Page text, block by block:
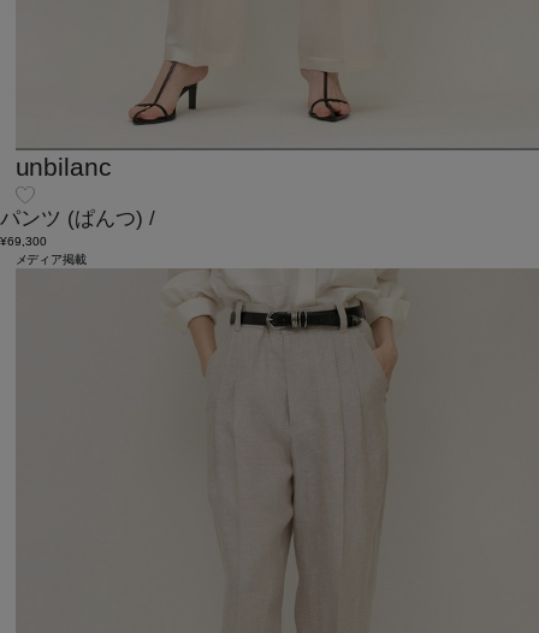
unbilanc
パンツ (ぱんつ) /
¥69,300
メディア掲載